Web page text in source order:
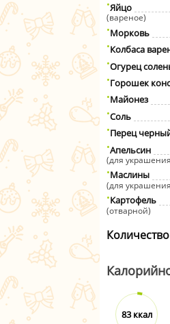
Яйцо
(вареное)
Морковь
Колбаса
Огурец
Горошек
Майонез
Соль
Перец
Апельсин
(для
Маслины
(для
Картофель
(отварной)
83 ккал